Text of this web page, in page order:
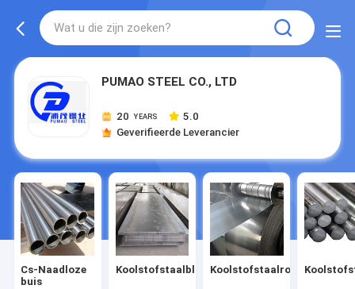
PUMAO STEEL CO., LTD
20 YEARS
5.0
Geverifieerde Leverancier
Cs-Naadloze
buis
Koolstofstaalblad Koolstofstaalrol